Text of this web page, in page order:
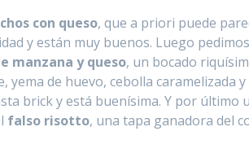
con queso, que a priori puede
y están muy buenos. Luego
manzana y queso, un bocado
yema de huevo, cebolla caramelizada
brick y está buenísima. Y por último
falso risotto, una tapa ganadora del